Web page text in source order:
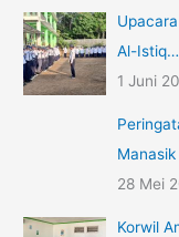
Al-Istiq…
1 Juni
28 Mei
Korwil